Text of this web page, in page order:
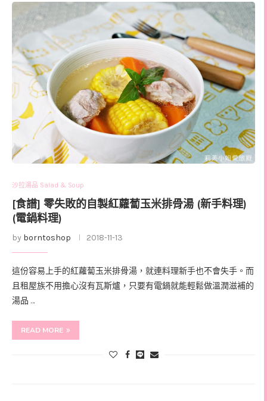
沙拉湯品 Salad & Soup
[食譜] 零失敗的自製紅蘿蔔玉米排骨湯 (新手料理)
(電鍋料理)
by borntoshop 2018-11-13
這份容易上手的紅蘿蔔玉米排骨湯，就連料理新手也不會失手。而
且租屋族不用擔心沒有瓦斯爐，只要有電鍋就能輕鬆做溫潤滋補的
湯品 …
READ MORE